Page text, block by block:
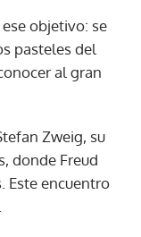
objetivo: se
pasteles del
al gran
Zweig, su
donde Freud
Este encuentro